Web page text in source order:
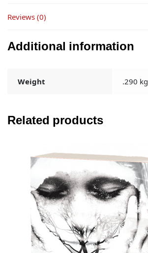
Reviews (0)
Additional information
Weight .290 kg
Related products